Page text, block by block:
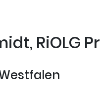
RiOLG